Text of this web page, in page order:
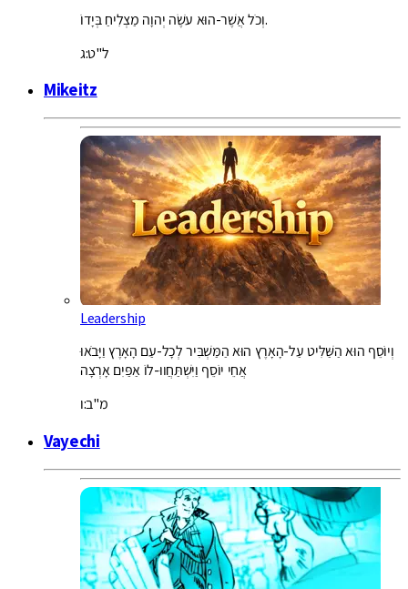
וְכֹל אֲשֶׁר-הוּא עֹשֶׂה יְהוָה מַצְלִיחַ בְּיָדוֹ.
ל"ט:ג
Mikeitz
Leadership
וְיוֹסֵף הוּא הַשַּׁלִּיט עַל-הָאָרֶץ הוּא הַמַּשְׁבִּיר לְכָל-עַם הָאָרֶץ וַיָּבֹאוּ
אֲחֵי יוֹסֵף וַיִּשְׁתַּחֲווּ-לוֹ אַפַּיִם אָרְצָה
מ"ב:ו
Vayechi